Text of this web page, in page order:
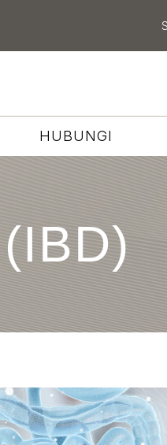
HUBUNGI